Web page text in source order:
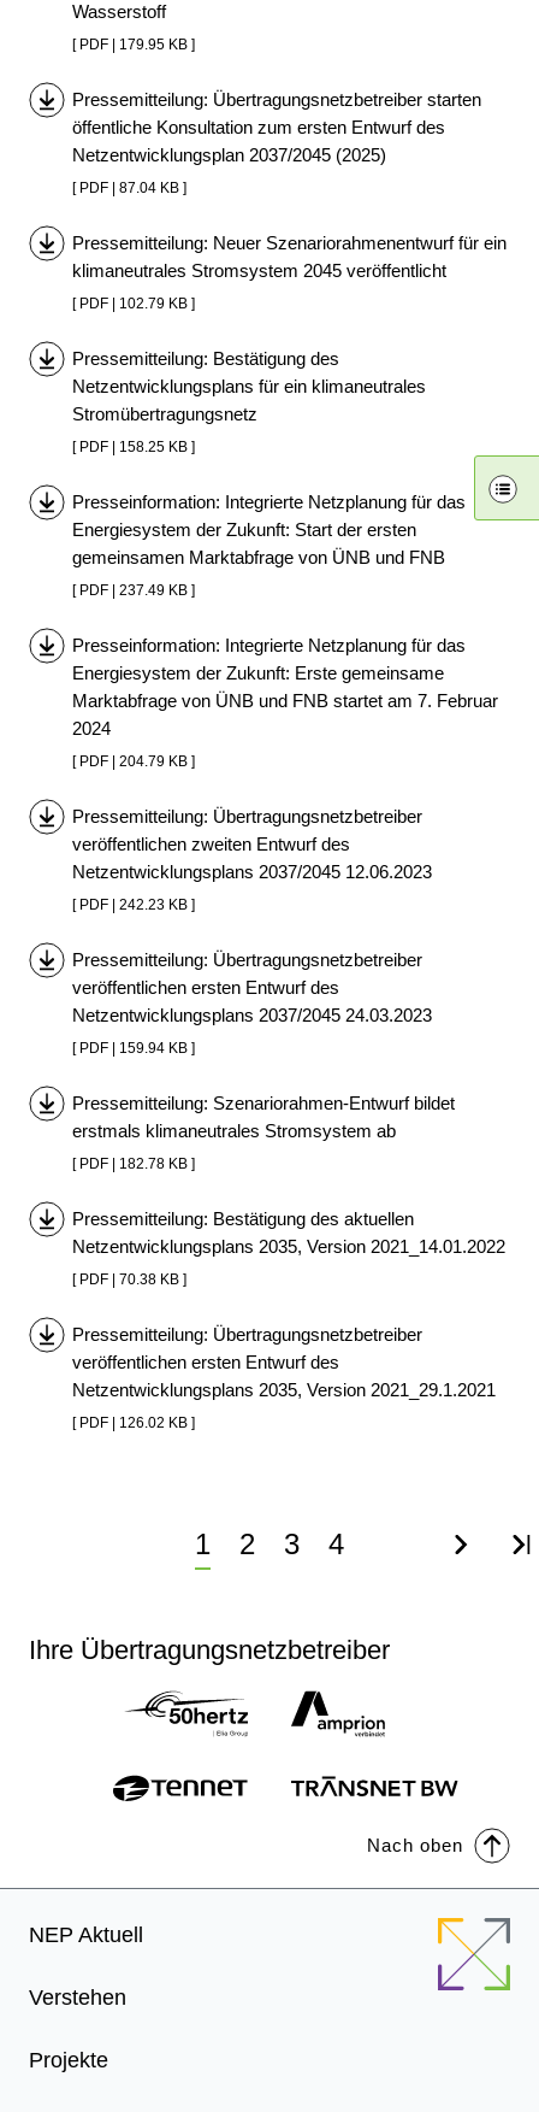
Wasserstoff
[ PDF | 179.95 KB ]
Pressemitteilung: Übertragungsnetzbetreiber starten
öffentliche Konsultation zum ersten Entwurf des
Netzentwicklungsplan 2037/2045 (2025)
[ PDF | 87.04 KB ]
Pressemitteilung: Neuer Szenariorahmenentwurf für ein
klimaneutrales Stromsystem 2045 veröffentlicht
[ PDF | 102.79 KB ]
Pressemitteilung: Bestätigung des
Netzentwicklungsplans für ein klimaneutrales
Stromübertragungsnetz
[ PDF | 158.25 KB ]
Presseinformation: Integrierte Netzplanung für das
Energiesystem der Zukunft: Start der ersten
gemeinsamen Marktabfrage von ÜNB und FNB
[ PDF | 237.49 KB ]
Presseinformation: Integrierte Netzplanung für das
Energiesystem der Zukunft: Erste gemeinsame
Marktabfrage von ÜNB und FNB startet am 7. Februar
2024
[ PDF | 204.79 KB ]
Pressemitteilung: Übertragungsnetzbetreiber
veröffentlichen zweiten Entwurf des
Netzentwicklungsplans 2037/2045 12.06.2023
[ PDF | 242.23 KB ]
Pressemitteilung: Übertragungsnetzbetreiber
veröffentlichen ersten Entwurf des
Netzentwicklungsplans 2037/2045 24.03.2023
[ PDF | 159.94 KB ]
Pressemitteilung: Szenariorahmen-Entwurf bildet
erstmals klimaneutrales Stromsystem ab
[ PDF | 182.78 KB ]
Pressemitteilung: Bestätigung des aktuellen
Netzentwicklungsplans 2035, Version 2021_14.01.2022
[ PDF | 70.38 KB ]
Pressemitteilung: Übertragungsnetzbetreiber
veröffentlichen ersten Entwurf des
Netzentwicklungsplans 2035, Version 2021_29.1.2021
[ PDF | 126.02 KB ]
Aktuelle
1 Page
2 Page
3 Page
4
Ihre Übertragungsnetzbetreiber
Nach oben
Footer
NEP Aktuell
Verstehen
Projekte